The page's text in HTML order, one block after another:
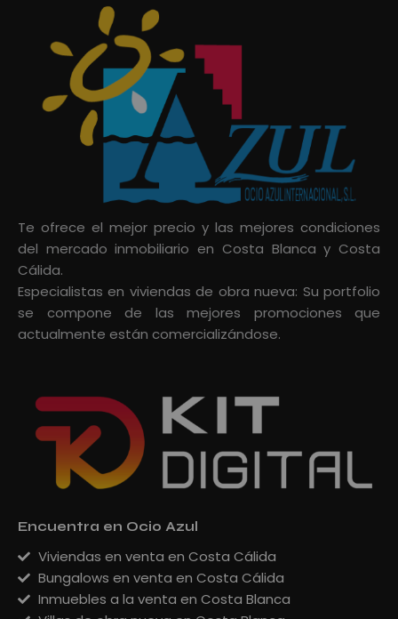
Te ofrece el mejor precio y las mejores condiciones
del mercado inmobiliario en Costa Blanca y Costa
Cálida.
Especialistas en viviendas de obra nueva: Su portfolio
se compone de las mejores promociones que
actualmente están comercializándose.
Encuentra en Ocio Azul
Viviendas en venta en Costa Cálida
Bungalows en venta en Costa Cálida
Inmuebles a la venta en Costa Blanca